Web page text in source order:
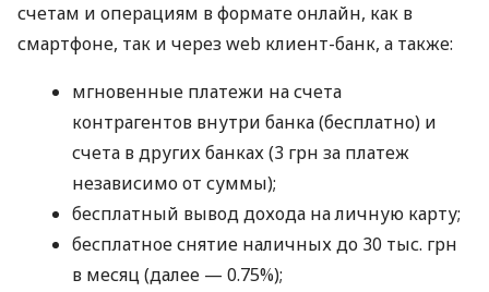
счетам и операциям в формате онлайн, как в
смартфоне, так и через web клиент-банк, а также:
мгновенные платежи на счета
контрагентов внутри банка (бесплатно) и
счета в других банках (3 грн за платеж
независимо от суммы);
бесплатный вывод дохода на личную карту;
бесплатное снятие наличных до 30 тыс. грн
в месяц (далее — 0.75%);